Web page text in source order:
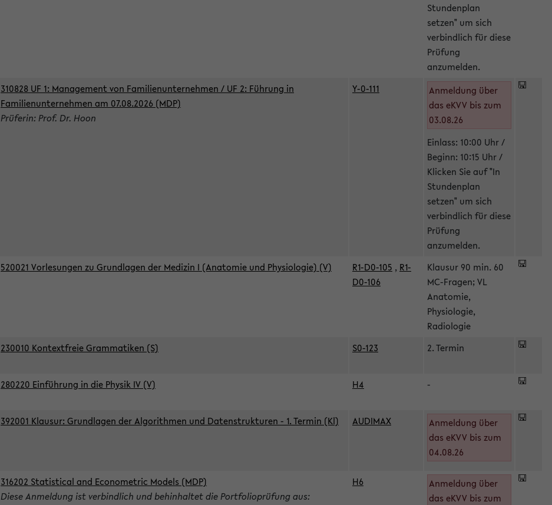
Stundenplan
setzen" um sich
verbindlich für diese
Prüfung
anzumelden.
310828 UF 1: Management von Familienunternehmen / UF 2: Führung in
Familienunternehmen am 07.08.2026 (MDP)
Prüferin: Prof. Dr. Hoon
Y-0-111
Anmeldung über
das eKVV bis zum
03.08.26
Einlass: 10:00 Uhr /
Beginn: 10:15 Uhr /
Klicken Sie auf "In
Stundenplan
setzen" um sich
verbindlich für diese
Prüfung
anzumelden.
520021 Vorlesungen zu Grundlagen der Medizin I (Anatomie und Physiologie) (V) R1-D0-105 , R1-
D0-106
Klausur 90 min. 60
MC-Fragen; VL
Anatomie,
Physiologie,
Radiologie
230010 Kontextfreie Grammatiken (S) S0-123 2. Termin
280220 Einführung in die Physik IV (V) H4 -
392001 Klausur: Grundlagen der Algorithmen und Datenstrukturen - 1. Termin (Kl) AUDIMAX
Anmeldung über
das eKVV bis zum
04.08.26
316202 Statistical and Econometric Models (MDP)
Diese Anmeldung ist verbindlich und behinhaltet die Portfolioprüfung aus:
H6
Anmeldung über
das eKVV bis zum